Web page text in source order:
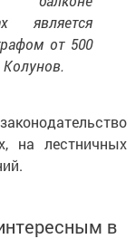
является
от 500
Колунов.
на лестничных
в